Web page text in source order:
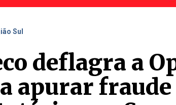
Sul
deflagra a
apurar